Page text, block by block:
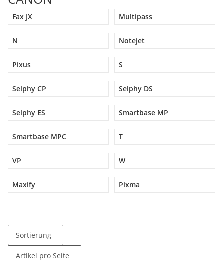
Fax JX Multipass
N Notejet
Pixus S
Selphy CP Selphy DS
Selphy ES Smartbase MP
Smartbase MPC T
VP W
Maxify Pixma
Sortierung
Artikel pro Seite